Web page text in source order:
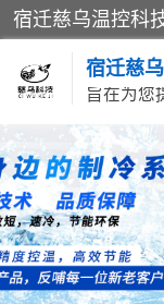
宿迁慈
旨在为您
冷水机
导热油加热器